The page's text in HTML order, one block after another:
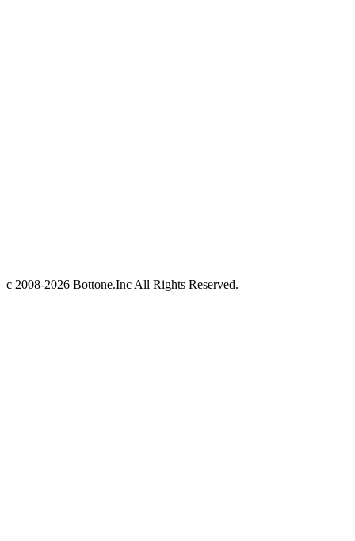
c 2008-2026 Bottone.Inc All Rights Reserved.